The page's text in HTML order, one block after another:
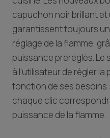
capuchon noir brillant et
garantissent toujours
réglage de la flamme,
puissance préréglés. Le
à l'utilisateur de régler la
fonction de ses besoins
chaque clic
puissance de la flamme.